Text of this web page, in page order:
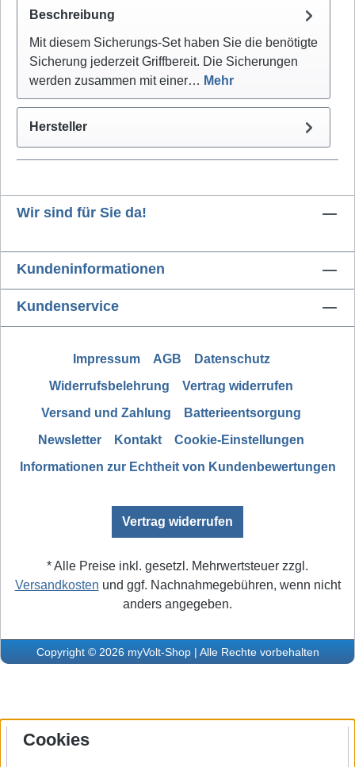
Beschreibung
Mit diesem Sicherungs-Set haben Sie die benötigte
Sicherung jederzeit Griffbereit. Die Sicherungen
werden zusammen mit einer… Mehr
Hersteller
Wir sind für Sie da!
Kundeninformationen
Kundenservice
Impressum AGB
Datenschutz
Widerrufsbelehrung
Vertrag widerrufen
Versand und Zahlung
Batterieentsorgung
Newsletter
Kontakt
Cookie-Einstellungen
Informationen zur Echtheit von Kundenbewertungen
Vertrag widerrufen
* Alle Preise inkl. gesetzl. Mehrwertsteuer zzgl.
Versandkosten und ggf. Nachnahmegebühren, wenn nicht
anders angegeben.
Copyright © 2026 myVolt-Shop | Alle Rechte vorbehalten
Cookies